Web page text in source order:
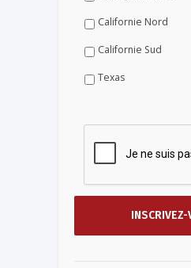
Californie Nord
Californie Sud
Texas